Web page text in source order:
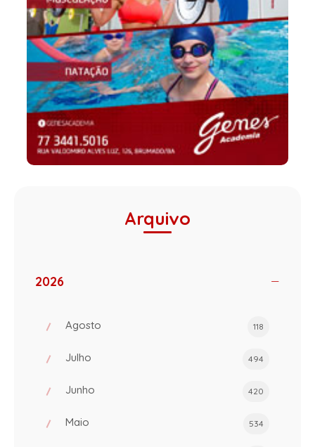
Arquivo
2026
Agosto 118
Julho 494
Junho 420
Maio 534